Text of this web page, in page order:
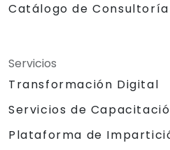
Catálogo de Consultoría
Servicios
Transformación Digital
Servicios de
Plataforma de